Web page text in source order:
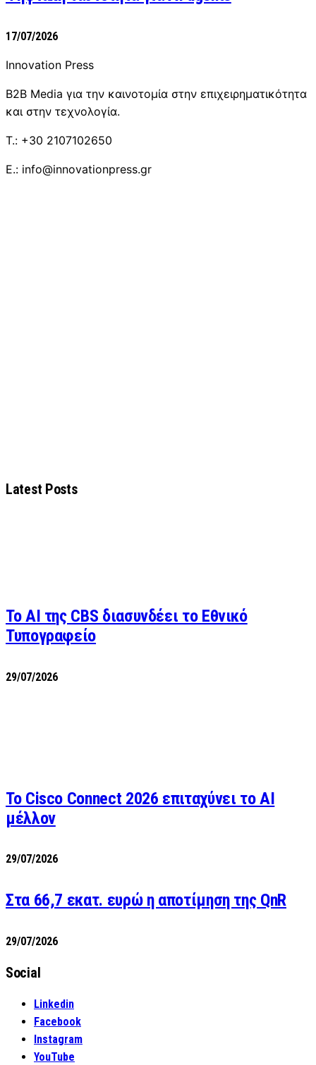
17/07/2026
Innovation Press
B2B Media για την καινοτομία στην επιχειρηματικότητα
και στην τεχνολογία.
T.: +30 2107102650
E.: info@innovationpress.gr
Latest Posts
Το AI της CBS διασυνδέει το Εθνικό
Τυπογραφείο
29/07/2026
Το Cisco Connect 2026 επιταχύνει το AI
μέλλον
29/07/2026
Στα 66,7 εκατ. ευρώ η αποτίμηση της QnR
29/07/2026
Social
Linkedin
Facebook
Instagram
YouTube